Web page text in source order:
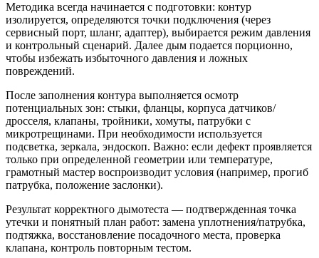
Методика всегда начинается с подготовки: контур
изолируется, определяются точки подключения (через
сервисный порт, шланг, адаптер), выбирается режим давления
и контрольный сценарий. Далее дым подается порционно,
чтобы избежать избыточного давления и ложных
повреждений.
После заполнения контура выполняется осмотр
потенциальных зон: стыки, фланцы, корпуса датчиков/
дросселя, клапаны, тройники, хомуты, патрубки с
микротрещинами. При необходимости используется
подсветка, зеркала, эндоскоп. Важно: если дефект проявляется
только при определенной геометрии или температуре,
грамотный мастер воспроизводит условия (например, прогиб
патрубка, положение заслонки).
Результат корректного дымотеста — подтвержденная точка
утечки и понятный план работ: замена уплотнения/патрубка,
подтяжка, восстановление посадочного места, проверка
клапана, контроль повторным тестом.